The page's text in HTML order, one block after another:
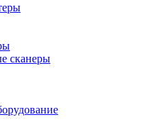
сканеры